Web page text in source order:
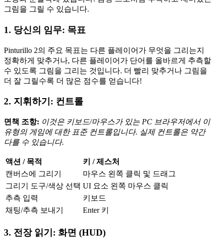
그림을 그릴 수 있습니다.
1. 당신의 임무: 목표
Pinturillo 2의 주요 목표는 다른 플레이어가 무엇을 그리는지
정확하게 맞추거나, 다른 플레이어가 단어를 올바르게 추측할
수 있도록 그림을 그리는 것입니다. 더 빨리 맞추거나 그림을
더 잘 그릴수록 더 많은 점수를 얻습니다!
2. 지휘하기: 컨트롤
면책 조항: 이것은 키보드/마우스가 있는 PC 브라우저에서 이
유형의 게임에 대한 표준 컨트롤입니다. 실제 컨트롤은 약간
다를 수 있습니다.
액션 / 목적
키 / 제스처
캔버스에 그리기
마우스 왼쪽 클릭 및 드래그
그리기 도구/색상 선택 UI 요소 왼쪽 마우스 클릭
추측 입력
키보드
채팅/추측 보내기
Enter 키
3. 전장 읽기: 화면 (HUD)